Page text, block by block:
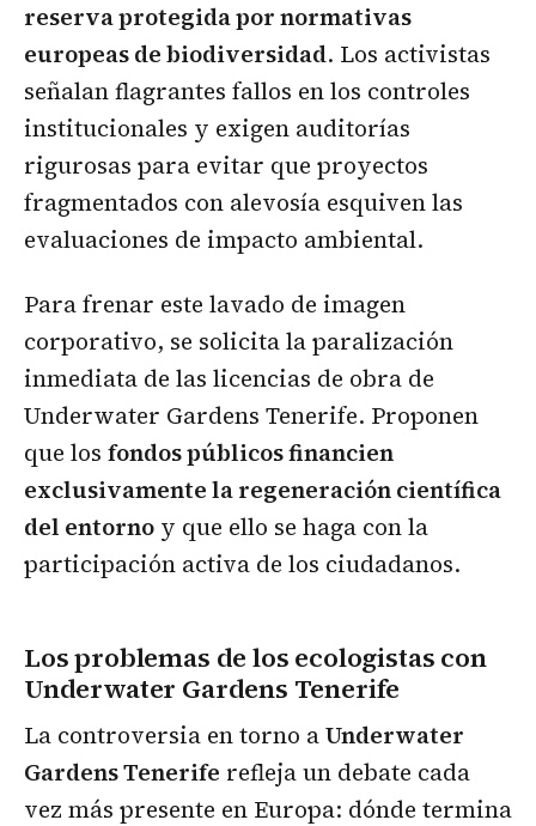
reserva protegida por normativas
europeas de biodiversidad. Los activistas
señalan flagrantes fallos en los controles
institucionales y exigen auditorías
rigurosas para evitar que proyectos
fragmentados con alevosía esquiven las
evaluaciones de impacto ambiental.
Para frenar este lavado de imagen
corporativo, se solicita la paralización
inmediata de las licencias de obra de
Underwater Gardens Tenerife. Proponen
que los fondos públicos financien
exclusivamente la regeneración científica
del entorno y que ello se haga con la
participación activa de los ciudadanos.
Los problemas de los ecologistas con
Underwater Gardens Tenerife
La controversia en torno aUnderwater
Gardens Tenerife refleja un debate cada
vez más presente en Europa: dónde termina